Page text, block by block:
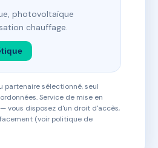
photovoltaïque
chauffage.
partenaire sélectionné, seul
Service de mise en
vous disposez d'un droit d'accès,
(voir politique de